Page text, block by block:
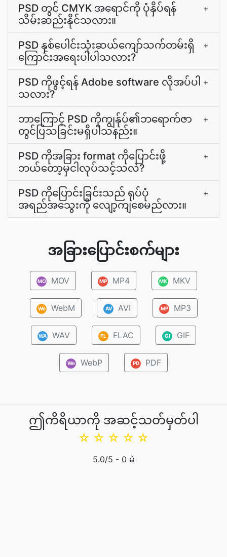
PSD တွင် CMYK အရောင်ကို ပုံနှိပ်ရန်
သိမ်းဆည်းနိုင်သလား။
+
PSD နှစ်ပေါင်းသုံးဆယ်ကျော်သက်တမ်းရှိ
ကြောင်းအရေးပါပါသလား?
+
PSD ကိုဖွင့်ရန် Adobe software လိုအပ်ပါ
သလား?
+
ဘာကြောင့် PSD ကိုကျွန်ုပ်၏ဘရောက်ဇာ
တွင်ပြသခြင်းမရှိပါသနည်း။
+
PSD ကိုအခြား format ကိုပြောင်းဖို့
ဘယ်တော့မှငါလုပ်သင့်သလဲ?
+
PSD ကိုပြောင်းခြင်းသည် ရုပ်ပုံ
အရည်အသွေးကို လျော့ကျစေမည်လား။
+
အခြားပြောင်းစက်များ
MO MOV MP MP4 MK MKV
We WebM AV AVI MP MP3
WA WAV FL FLAC GI GIF
We WebP PD PDF
ဤကိရိယာကို အဆင့်သတ်မှတ်ပါ
☆
☆
☆
☆
☆
5.0/5 - 0 မဲ